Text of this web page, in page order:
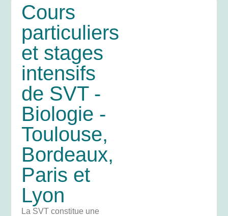
Cours
particuliers
et stages
intensifs
de SVT -
Biologie -
Toulouse,
Bordeaux,
Paris et
Lyon
La SVT constitue une